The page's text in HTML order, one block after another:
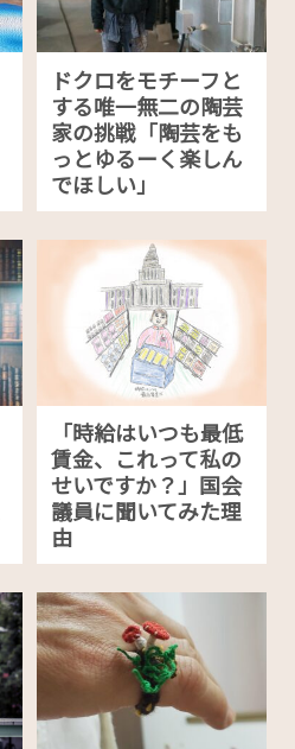
ドクロをモチーフと
する唯一無二の陶芸
家の挑戦「陶芸をも
っとゆるーく楽しん
でほしい」
「時給はいつも最低
賃金、これって私の
せいですか？」国会
議員に聞いてみた理
由